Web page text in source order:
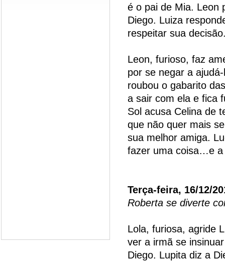
é o pai de Mia. Leon
Diego. Luiza
respeitar sua
Leon, furioso, faz
por se negar a
roubou o gabarito
a sair com ela e fica
Sol acusa Celina de
que não quer mais
sua melhor amiga.
fazer uma coisa…e a
Terça-feira, 16/12/
Roberta se diverte
Lola, furiosa, agride
ver a irmã se
Diego. Lupita diz a